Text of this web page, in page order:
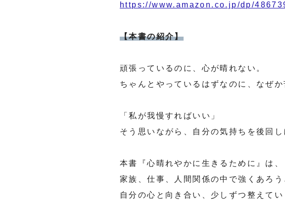
https://www.amazon.co.jp/dp/
【本書の紹介】
頑張っているのに、心が晴れない。
ちゃんとやっているはずなのに、なぜか
「私が我慢すればいい」
そう思いながら、自分の気持ちを後回
本書『心晴れやかに生きるために』は、
家族、仕事、人間関係の中で強くあろ
自分の心と向き合い、少しずつ整えてい